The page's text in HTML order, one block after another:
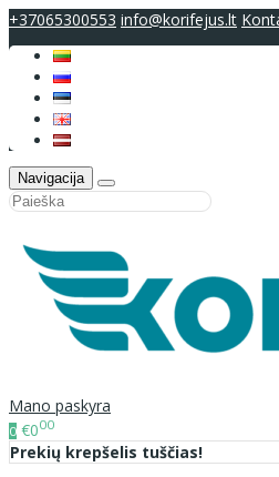
+37065300553 info@korifejus.lt
Navigacija
Mano paskyra
0 €000
Prekių krepšelis tuščias!